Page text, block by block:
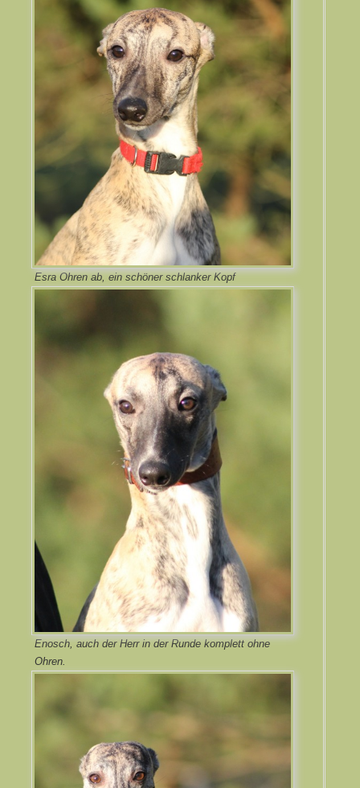
Esra Ohren ab, ein schöner schlanker Kopf
Enosch, auch der Herr in der Runde komplett ohne
Ohren.